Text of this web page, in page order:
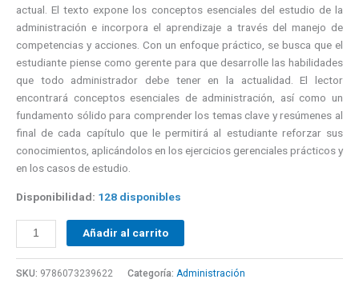
actual. El texto expone los conceptos esenciales del estudio de la
administración e incorpora el aprendizaje a través del manejo de
competencias y acciones. Con un enfoque práctico, se busca que el
estudiante piense como gerente para que desarrolle las habilidades
que todo administrador debe tener en la actualidad. El lector
encontrará conceptos esenciales de administración, así como un
fundamento sólido para comprender los temas clave y resúmenes al
final de cada capítulo que le permitirá al estudiante reforzar sus
conocimientos, aplicándolos en los ejercicios gerenciales prácticos y
en los casos de estudio.
Disponibilidad: 128 disponibles
Añadir al carrito
SKU: 9786073239622 Categoría: Administración